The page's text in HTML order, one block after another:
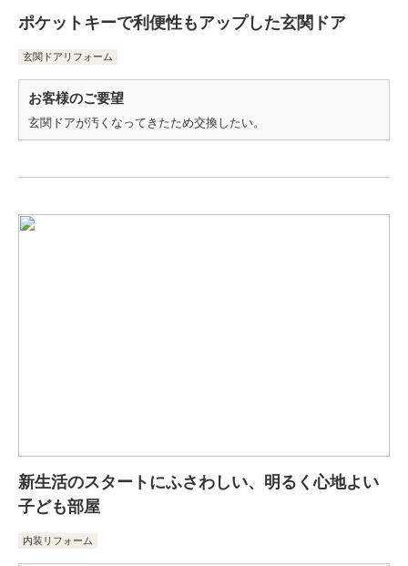
ポケットキーで利便性もアップした玄関ドア
玄関ドアリフォーム
お客様のご要望
玄関ドアが汚くなってきたため交換したい。
新生活のスタートにふさわしい、明るく心地よい
子ども部屋
内装リフォーム